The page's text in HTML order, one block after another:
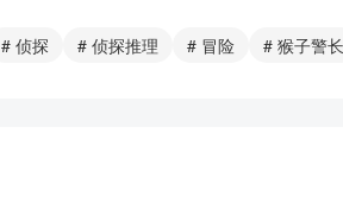
# 侦探 # 侦探推理 # 冒险 # 猴子警长